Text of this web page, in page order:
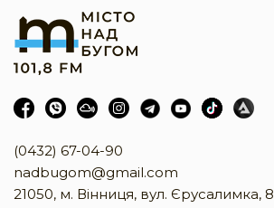
(0432) 67-04-90
nadbugom@gmail.com
21050, м. Вінниця, вул. Єрусалимка, 8